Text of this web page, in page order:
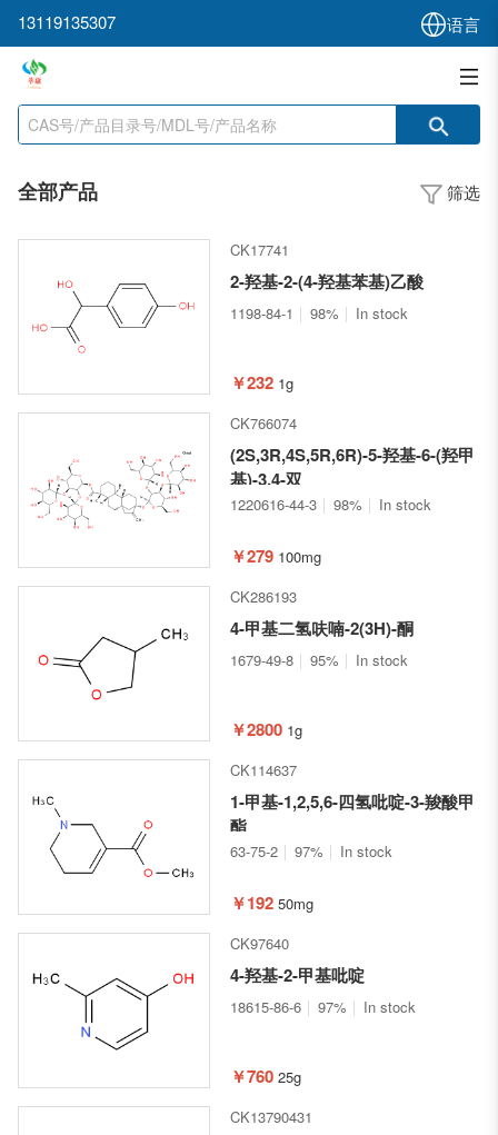
13119135307 语言
全部产品 筛选
CK17741
2-羟基-2-(4-羟基苯基)乙酸
1198-84-1 98% In stock
￥232 1g
CK766074
(2S,3R,4S,5R,6R)-5-羟基-6-(羟甲
基)-3,4-双
(((2S,3R,4S,5S,6R)-3,4,5-三羟
氧基)四氢-2H-吡喃-2-基
(((2S,3R,4S,5R,6R)-5-羟基-6-(羟
甲基)-3,4-双
(((2S,3R,4S,5S,6R)-3,4,5-三羟
基-6-(羟甲基)四氢-2H-吡喃-2-基)
基)-4,11b-二甲基-8-亚甲基十四
1220616-44-3 98% In stock
￥279 100mg
CK286193
4-甲基二氢呋喃-2(3H)-酮
1679-49-8 95% In stock
￥2800 1g
CK114637
1-甲基-1,2,5,6-四氢吡啶-3-羧酸甲
酯
63-75-2 97% In stock
￥192 50mg
CK97640
4-羟基-2-甲基吡啶
18615-86-6 97% In stock
￥760 25g
CK13790431